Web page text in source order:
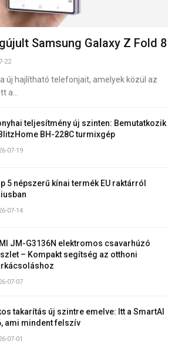
Samsung Galaxy Z Fold 8
22
új hajlítható telefonjait, amelyek közül az
a…
teljesítmény új szinten: Bemutatkozik
BH-228C turmixgép
07-19
5 népszerű kínai termék EU raktárról
07-14
JM-G3136N elektromos csavarhúzó
– Kompakt segítség az otthoni
07-07
takarítás új szintre emelve: Itt a SmartAI
ami mindent felszív
07-01